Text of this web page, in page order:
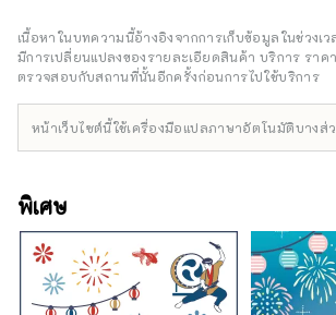
ทั่วประเทศ โดยนำเสนอสินค้า
กีฬาชื่อดังรวมถึง เครื่องแต่งกา
สมัยเรานำเสนอผลิตภัณฑ์และบ
เนื้อหาในบทความนี้อ้างอิงจากการเก็บข้อมูลในช่วงเ
มีการเปลี่ยนแปลงของรายละเอียดสินค้า บริการ ราค
ตรวจสอบกับสถานที่นั้นอีกครั้งก่อนการไปใช้บริการ
หน้าเว็บไซต์นี้ใช้เครื่องมือแปลภาษาอัตโนมัติบางส่
พิเศษ